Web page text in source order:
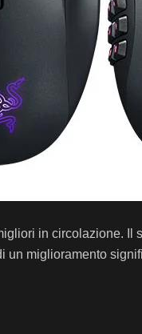
in circolazione. Il
miglioramento